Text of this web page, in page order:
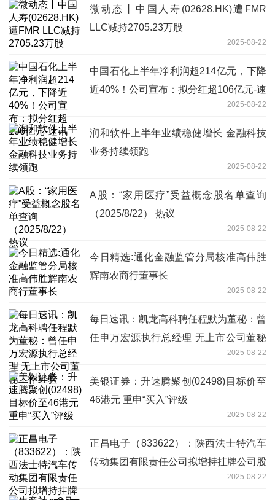
微动态丨中国人寿(02628.HK)遭FMR
LLC减持2705.23万股
2025-08-22
中国石化上半年净利润超214亿元，下降
近40%！公司宣布：拟分红超106亿元-速
2025-08-22
润和软件上半年业绩稳健增长 金融科技
业务持续领跑
2025-08-22
A股：“家用医疗”受益概念股名单查询
（2025/8/22） 热议
2025-08-22
今日精选:通化金融监管分局核准高伟胜
辉南农商行董事长
2025-08-22
每日速讯：凯龙高科聘任程默为董秘：曾
任申万宏源执行总经理 无上市公司董秘
2025-08-22
美银证券：升速腾聚创(02498)目标价至
46港元 重申“买入”评级
2025-08-22
正昌电子（833622）：陕西法士特汽车
传动集团有限责任公司拟增持挂牌公司股
2025-08-22